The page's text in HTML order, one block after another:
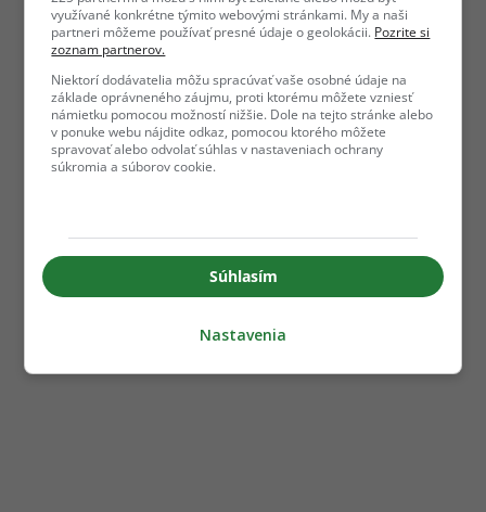
využívané konkrétne týmito webovými stránkami. My a naši
partneri môžeme používať presné údaje o geolokácii. Pozrite si
zoznam partnerov.
Niektorí dodávatelia môžu spracúvať vaše osobné údaje na
základe oprávneného záujmu, proti ktorému môžete vzniesť
námietku pomocou možností nižšie. Dole na tejto stránke alebo
v ponuke webu nájdite odkaz, pomocou ktorého môžete
spravovať alebo odvolať súhlas v nastaveniach ochrany
súkromia a súborov cookie.
Súhlasím
Nastavenia